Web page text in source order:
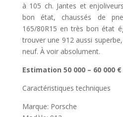
à 105 ch. Jantes et
bon état, chaussés de
165/80R15 en très bon état
trouver une 912 aussi
neuf. À voir absolument.
Estimation 50 000 – 60 000 €
Caractéristiques techniques
Marque: Porsche